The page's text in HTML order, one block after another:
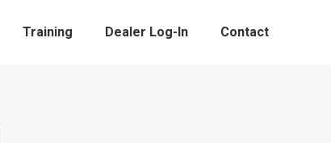
Training Dealer Log-In Contact